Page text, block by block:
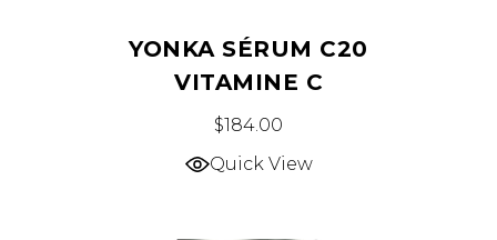
YONKA SÉRUM C20
VITAMINE C
$184.00
Quick View